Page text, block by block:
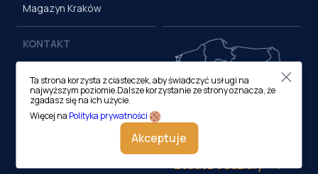
Magazyn Kraków
KONTAKT
ul. M. Medweckiego 17, 31-
870 Kraków
tel.:12 413 20 00
biuro@lobos.pl
Zobacz oddziały
Ta strona korzysta z ciasteczek, aby świadczyć usługi na
najwyższym poziomie.Dalsze korzystanie ze strony oznacza, że
zgadasz się na ich użycie.
Więcej na Polityka prywatności
Akceptuje